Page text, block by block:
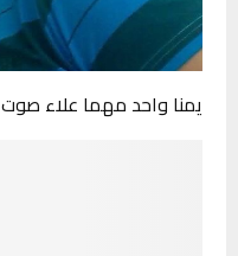
يمنا واحد مهما علاء